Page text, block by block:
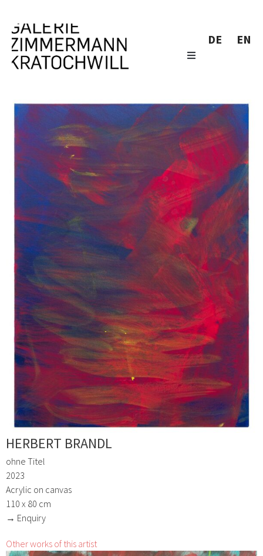
DE EN
HERBERT BRANDL
ohne Titel
2023
Acrylic on canvas
110 x 80 cm
→ Enquiry
Other works of this artist